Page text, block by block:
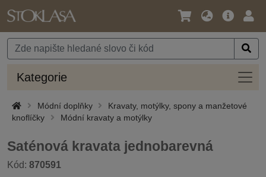
Jazyk
Měna
Hlavní
Kategorie
Módní doplňky
Kravaty, motýlky, spony a manžetové
knoflíčky
Módní kravaty a motýlky
Saténová kravata jednobarevná
Kód: 870591